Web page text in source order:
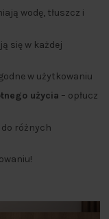
wodę, tłuszcz i
się w każdej
w użytkowaniu
użycia – opłucz
do różnych